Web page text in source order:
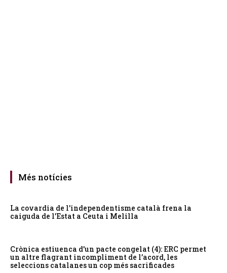
Més notícies
La covardia de l’independentisme català frena la
caiguda de l’Estat a Ceuta i Melilla
Crònica estiuenca d’un pacte congelat (4): ERC permet
un altre flagrant incompliment de l’acord, les
seleccions catalanes un cop més sacrificades